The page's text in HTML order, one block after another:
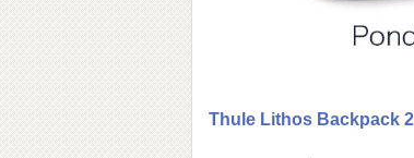
Thule Lithos Backpack